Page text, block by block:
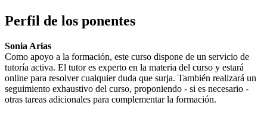
Perfil de los ponentes
Sonia Arias
Como apoyo a la formación, este curso dispone de un servicio de
tutoría activa. El tutor es experto en la materia del curso y estará
online para resolver cualquier duda que surja. También realizará un
seguimiento exhaustivo del curso, proponiendo - si es necesario -
otras tareas adicionales para complementar la formación.